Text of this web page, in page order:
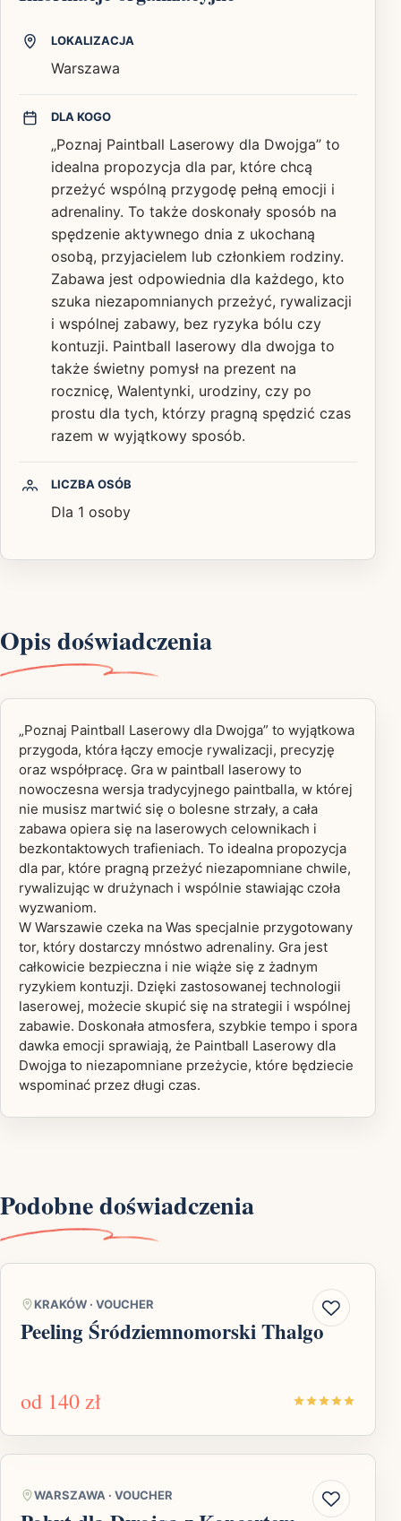
LOKALIZACJA
Warszawa
DLA KOGO
„Poznaj Paintball Laserowy dla Dwojga” to
idealna propozycja dla par, które chcą
przeżyć wspólną przygodę pełną emocji i
adrenaliny. To także doskonały sposób na
spędzenie aktywnego dnia z ukochaną
osobą, przyjacielem lub członkiem rodziny.
Zabawa jest odpowiednia dla każdego, kto
szuka niezapomnianych przeżyć, rywalizacji
i wspólnej zabawy, bez ryzyka bólu czy
kontuzji. Paintball laserowy dla dwojga to
także świetny pomysł na prezent na
rocznicę, Walentynki, urodziny, czy po
prostu dla tych, którzy pragną spędzić czas
razem w wyjątkowy sposób.
LICZBA OSÓB
Dla 1 osoby
Opis doświadczenia
„Poznaj Paintball Laserowy dla Dwojga” to wyjątkowa
przygoda, która łączy emocje rywalizacji, precyzję
oraz współpracę. Gra w paintball laserowy to
nowoczesna wersja tradycyjnego paintballa, w której
nie musisz martwić się o bolesne strzały, a cała
zabawa opiera się na laserowych celownikach i
bezkontaktowych trafieniach. To idealna propozycja
dla par, które pragną przeżyć niezapomniane chwile,
rywalizując w drużynach i wspólnie stawiając czoła
wyzwaniom.
W Warszawie czeka na Was specjalnie przygotowany
tor, który dostarczy mnóstwo adrenaliny. Gra jest
całkowicie bezpieczna i nie wiąże się z żadnym
ryzykiem kontuzji. Dzięki zastosowanej technologii
laserowej, możecie skupić się na strategii i wspólnej
zabawie. Doskonała atmosfera, szybkie tempo i spora
dawka emocji sprawiają, że Paintball Laserowy dla
Dwojga to niezapomniane przeżycie, które będziecie
wspominać przez długi czas.
Podobne doświadczenia
KRAKÓW · VOUCHER
Peeling Śródziemnomorski Thalgo
od 140 zł
WARSZAWA · VOUCHER